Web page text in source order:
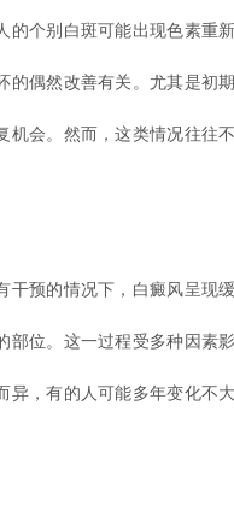
个别白斑可能出现色素重
的偶然改善有关。尤其是初
机会。然而，这类情况往往
预的情况下，白癜风呈现
部位。这一过程受多种因素
异，有的人可能多年变化不